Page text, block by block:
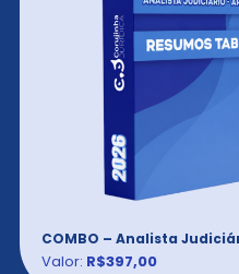
COMBO – Analista
Valor: R$397,00